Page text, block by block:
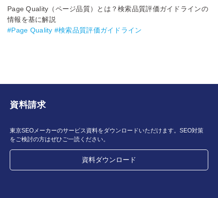
Page Quality（ページ品質）とは？検索品質評価ガイドラインの
情報を基に解説
#Page Quality #検索品質評価ガイドライン
資料請求
東京SEOメーカーのサービス資料をダウンロードいただけます。SEO対策
をご検討の方はぜひご一読ください。
資料ダウンロード